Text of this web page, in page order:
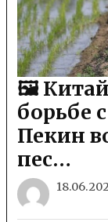
🖼 Китай
борьбе
Пекин
пес…